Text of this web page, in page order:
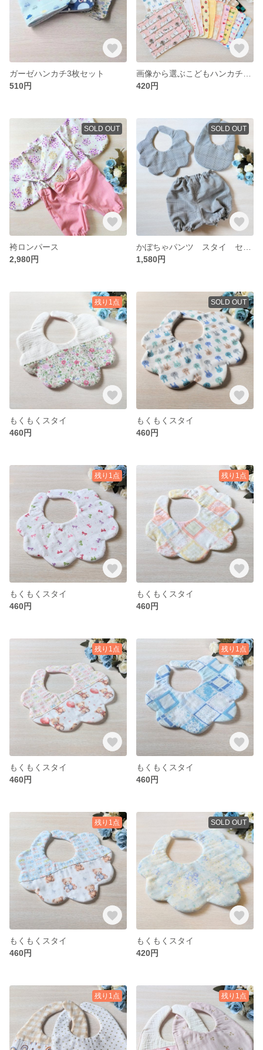
ガーゼハンカチ3枚セット
510円
420円
SOLD OUT
袴ロンパース
2,980円
SOLD OUT
1,580円
残り1点
もくもくスタイ
460円
SOLD OUT
もくもくスタイ
460円
残り1点
もくもくスタイ
460円
残り1点
もくもくスタイ
460円
残り1点
もくもくスタイ
460円
残り1点
もくもくスタイ
460円
残り1点
もくもくスタイ
460円
SOLD OUT
もくもくスタイ
420円
残り1点 残り1点